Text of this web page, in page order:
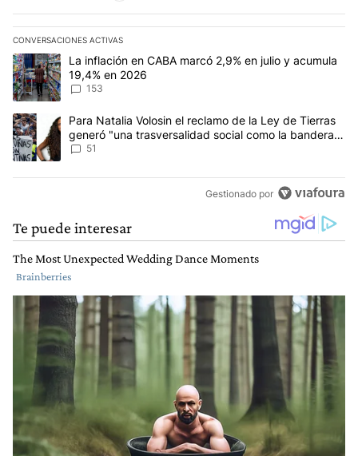
CONVERSACIONES ACTIVAS
Este listado muestra los artículos con más comentarios en los
Un artículo de tendencia con el título "La inflación en CABA
La inflación en CABA marcó 2,9% en julio y acumula
19,4% en 2026
153
Un artículo de tendencia con el título "Para Natalia Volosin el
Para Natalia Volosin el reclamo de la Ley de Tierras
generó "una trasversalidad social como la bandera
de Malvinas"
51
Gestionado por